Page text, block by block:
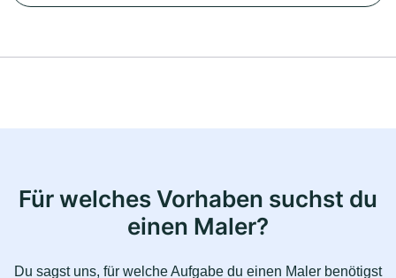
Für welches Vorhaben suchst du
einen Maler?
Du sagst uns, für welche Aufgabe du einen Maler benötigst